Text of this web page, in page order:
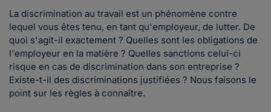
La discrimination au travail est un phénomène contre
lequel vous êtes tenu, en tant qu'employeur, de lutter. De
quoi s'agit-il exactement ? Quelles sont les obligations de
l'employeur en la matière ? Quelles sanctions celui-ci
risque en cas de discrimination dans son entreprise ?
Existe-t-il des discriminations justifiées ? Nous faisons le
point sur les règles à connaître.